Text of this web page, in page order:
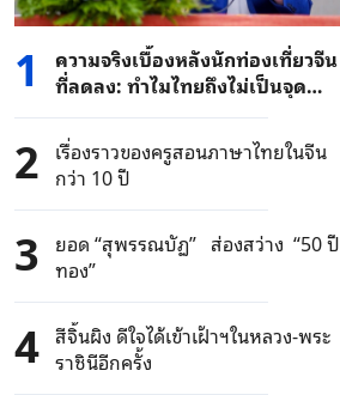
1
ความจริงเบื้องหลังนักท่องเที่ยวจีน
ที่ลดลง: ทำไมไทยถึงไม่เป็นจุด
หมายปลายทางในฝันอีกต่อไป
2 เรื่องราวของครูสอนภาษาไทยในจีน
กว่า 10 ปี
3 ยอด “สุพรรณบัฏ” ส่องสว่าง “50 ปี
ทอง”
4 สีจิ้นผิง ดีใจได้เข้าเฝ้าฯในหลวง-พระ
ราชินีอีกครั้ง